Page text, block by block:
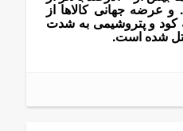
جهانی کالاها از
کود و پتروشیمی به شدت
شده است.